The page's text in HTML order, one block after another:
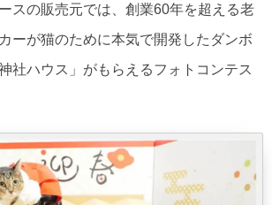
スの販売元では、創業60年を超える老
ーが猫のために本気で開発したダンボ
社ハウス」がもらえるフォトコンテス